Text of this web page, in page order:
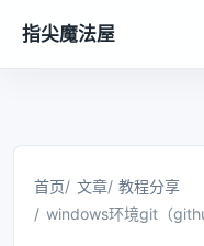
指尖魔法屋
首页 文章
教程分享
windows环境git（